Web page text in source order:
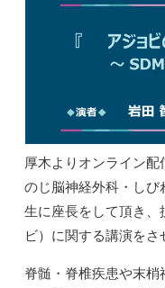
厚木よりオンライン配
のじ脳神経外科・し
生に座長をして頂き、
ビ）に関する講演をさ
脊髄・脊椎疾患や末